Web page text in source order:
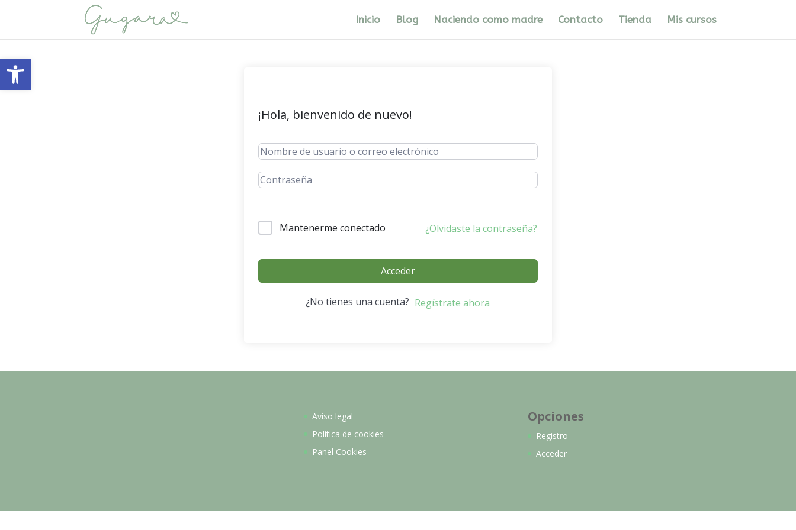
Abrir barra de herramientas
Inicio Blog Naciendo como madre Contacto Tienda Mis cursos
¡Hola, bienvenido de nuevo!
Mantenerme conectado ¿Olvidaste la contraseña?
Acceder
¿No tienes una cuenta? Regístrate ahora
Aviso legal
Política de cookies
Panel Cookies
Opciones
Registro
Acceder